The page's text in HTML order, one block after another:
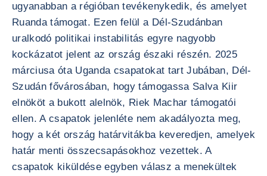
ugyanabban a régióban tevékenykedik, és amelyet
Ruanda támogat. Ezen felül a Dél-Szudánban
uralkodó politikai instabilitás egyre nagyobb
kockázatot jelent az ország északi részén. 2025
márciusa óta Uganda csapatokat tart Jubában, Dél-
Szudán fővárosában, hogy támogassa Salva Kiir
elnököt a bukott alelnök, Riek Machar támogatói
ellen. A csapatok jelenléte nem akadályozta meg,
hogy a két ország határvitákba keveredjen, amelyek
határ menti összecsapásokhoz vezettek. A
csapatok kiküldése egyben válasz a menekültek